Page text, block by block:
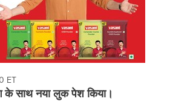
ET
साथ नया लुक पेश किया।